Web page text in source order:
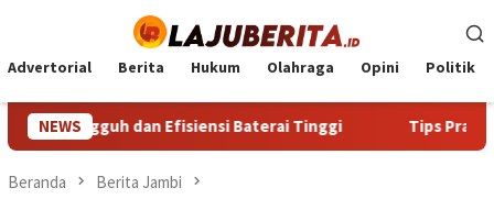
konten
Advertorial Berita Hukum Olahraga Opini Politik
NEWS
dan Efisiensi Baterai Tinggi Tips Praktis Memilih
Beranda Berita Jambi